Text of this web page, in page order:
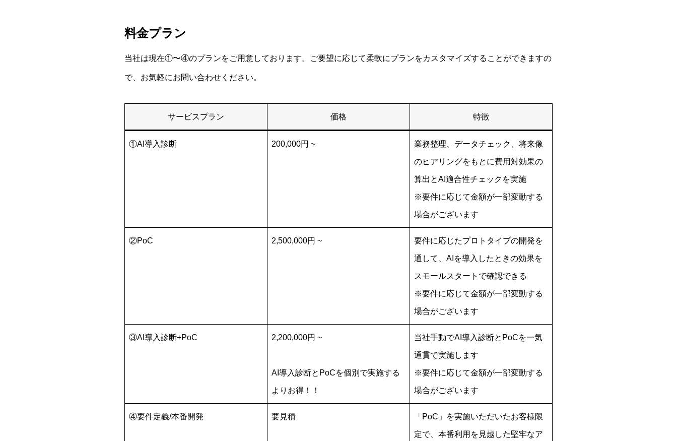
料金プラン
当社は現在①〜④のプランをご用意しております。ご要望に応じて柔軟にプランをカスタマイズすることができますの
で、お気軽にお問い合わせください。
サービスプラン 価格 特徴
①AI導入診断 200,000円 ~ 業務整理、データチェック、将来像
のヒアリングをもとに費用対効果の
算出とAI適合性チェックを実施
※要件に応じて金額が一部変動する
場合がございます
②PoC 2,500,000円 ~ 要件に応じたプロトタイプの開発を
通して、AIを導入したときの効果を
スモールスタートで確認できる
※要件に応じて金額が一部変動する
場合がございます
③AI導入診断+PoC 2,200,000円 ~
AI導入診断とPoCを個別で実施する
よりお得！！
当社手動でAI導入診断とPoCを一気
通貫で実施します
※要件に応じて金額が一部変動する
場合がございます
④要件定義/本番開発 要見積 「PoC」を実施いただいたお客様限
定で、本番利用を見越した堅牢なア